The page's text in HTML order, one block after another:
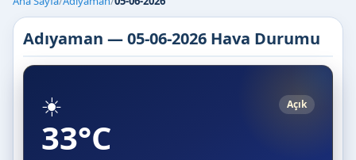
Adıyaman — 05-06-2026 Hava Durumu
☀️ Açık
33°C